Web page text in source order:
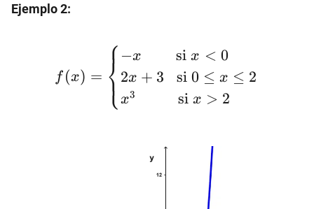
Ejemplo 2:
f(x)=\begin{cases}
-x \hspace{8mm}
\text{si} \ x<0
\\2x+3
2 \\x^{3}
\hspace{9.5mm}
f (x) = ⎩
⎨⎧ −x si x < 0
2x + 3 si 0 ≤ x ≤ 2
x3 si x > 2